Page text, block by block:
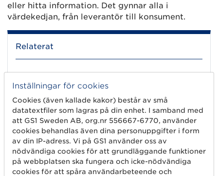
eller hitta information. Det gynnar alla i
värdekedjan, från leverantör till konsument.
Relaterat
Kostar det något att söka i ProductSearch?
Kan jag exportera produktinformationen i
ProductSearch?
Kan jag skriva ut eller spara sidorna i
ProductSearch?
Inställningar för cookies
Cookies (även kallade kakor) består av små
datatextfiler som lagras på din enhet. I samband med
att GS1 Sweden AB, org.nr 556667-6770, använder
cookies behandlas även dina personuppgifter i form
av din IP-adress. Vi på GS1 använder oss av
nödvändiga cookies för att grundläggande funktioner
på webbplatsen ska fungera och icke-nödvändiga
cookies för att spåra användarbeteende och